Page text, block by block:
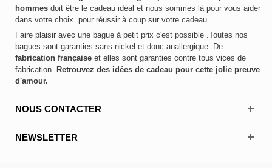
hommes doit être le cadeau idéal et nous sommes là pour vous aider
dans votre choix. pour réussir à coup sur votre cadeau
Faire plaisir avec une bague à petit prix c'est possible .Toutes nos
bagues sont garanties sans nickel et donc anallergique. De
fabrication française et elles sont garanties contre tous vices de
fabrication. Retrouvez des idées de cadeau pour cette jolie preuve
d'amour.
NOUS CONTACTER
NEWSLETTER